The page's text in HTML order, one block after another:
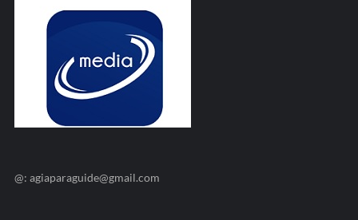
@: agiaparaguide@gmail.com